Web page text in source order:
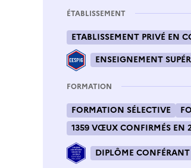
ÉTABLISSEMENT
ETABLISSEMENT PRIVÉ EN
ENSEIGNEMENT
FORMATION
FORMATION SÉLECTIVE
1359 VŒUX CONFIRMÉS EN
DIPLÔME